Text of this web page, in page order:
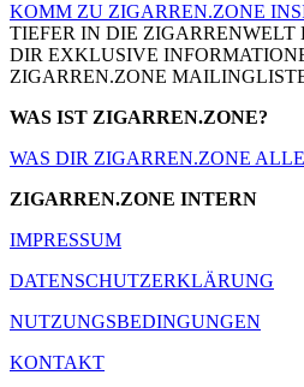
KOMM ZU ZIGARREN.ZONE
TIEFER IN DIE ZIGARRENWELT
DIR EXKLUSIVE
ZIGARREN.ZONE
WAS IST ZIGARREN.ZONE?
WAS DIR ZIGARREN.ZONE
ZIGARREN.ZONE INTERN
IMPRESSUM
DATENSCHUTZERKLÄRUNG
NUTZUNGSBEDINGUNGEN
KONTAKT